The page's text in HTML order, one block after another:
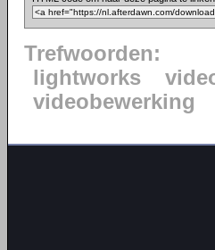
Trefwoorden:
lightworks
videobewerking